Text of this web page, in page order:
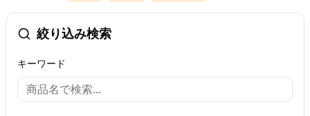
絞り込み検索
キーワード